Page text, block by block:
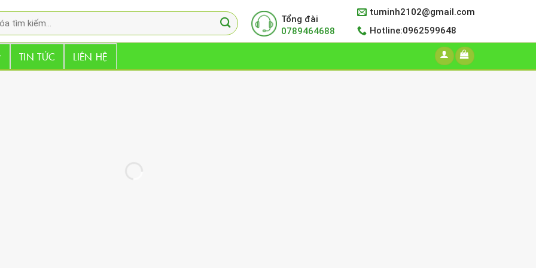
Tổng đài
0789464688
tuminh2102@gmail.com
Hotline:0962599648
TIN TỨC LIÊN HỆ